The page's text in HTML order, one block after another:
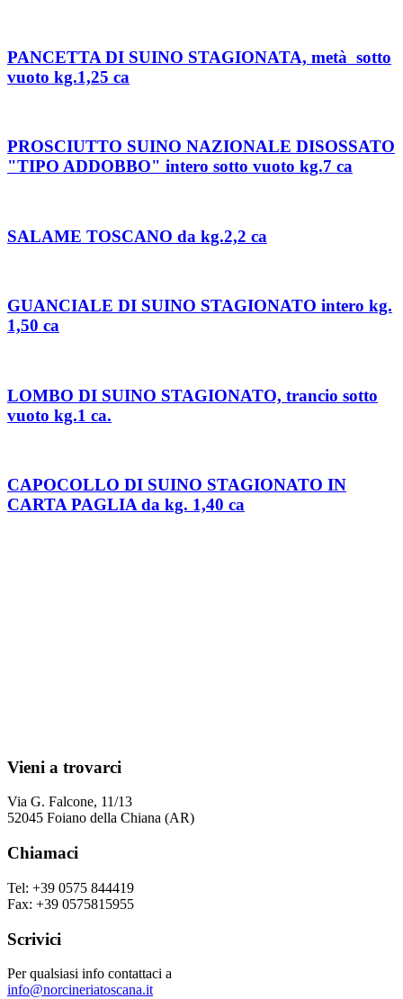
PANCETTA DI SUINO STAGIONATA, metà sotto
vuoto kg.1,25 ca
PROSCIUTTO SUINO NAZIONALE DISOSSATO
"TIPO ADDOBBO" intero sotto vuoto kg.7 ca
SALAME TOSCANO da kg.2,2 ca
GUANCIALE DI SUINO STAGIONATO intero kg.
1,50 ca
LOMBO DI SUINO STAGIONATO, trancio sotto
vuoto kg.1 ca.
CAPOCOLLO DI SUINO STAGIONATO IN
CARTA PAGLIA da kg. 1,40 ca
Vieni a trovarci
Via G. Falcone, 11/13
52045 Foiano della Chiana (AR)
Chiamaci
Tel: +39 0575 844419
Fax: +39 0575815955
Scrivici
Per qualsiasi info contattaci a
info@norcineriatoscana.it